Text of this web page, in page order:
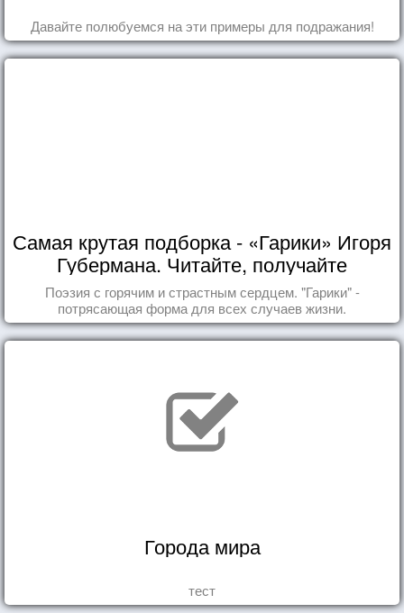
Давайте полюбуемся на эти примеры для подражания!
Самая крутая подборка - «Гарики» Игоря
Губермана. Читайте, получайте
удовольствие!
Поэзия с горячим и страстным сердцем. "Гарики" -
потрясающая форма для всех случаев жизни.
Города мира
тест